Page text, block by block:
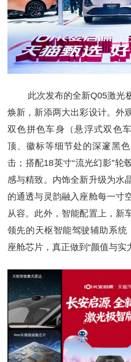
此次发布的全新Q05激光
焕新，新添两大出彩设计。外
双色拼色车身（悬浮式双色
顶、徽标等细节处的深邃黑
击；搭配18英寸“流光幻影”轮
感与精致。内饰全新升级为水
的通透与灵韵融入座舱每一寸
从容。此外，智能配置上，新
领先的天枢智能驾驶辅助系统
座舱芯片，真正做到“颜值与实